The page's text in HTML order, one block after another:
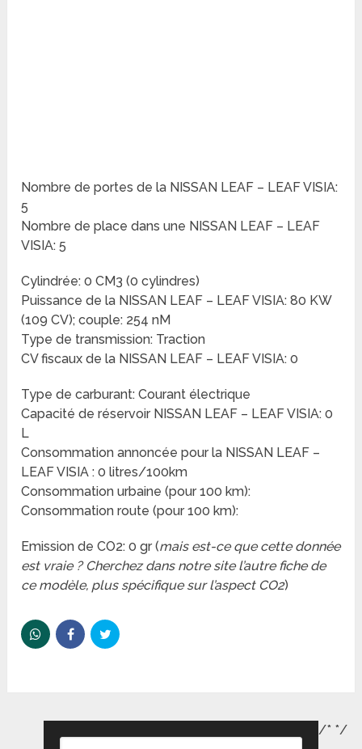
Nombre de portes de la NISSAN LEAF – LEAF VISIA:
5
Nombre de place dans une NISSAN LEAF – LEAF
VISIA: 5
Cylindrée: 0 CM3 (0 cylindres)
Puissance de la NISSAN LEAF – LEAF VISIA: 80 KW
(109 CV); couple: 254 nM
Type de transmission: Traction
CV fiscaux de la NISSAN LEAF – LEAF VISIA: 0
Type de carburant: Courant électrique
Capacité de réservoir NISSAN LEAF – LEAF VISIA: 0
L
Consommation annoncée pour la NISSAN LEAF –
LEAF VISIA : 0 litres/100km
Consommation urbaine (pour 100 km):
Consommation route (pour 100 km):
Emission de CO2: 0 gr (mais est-ce que cette donnée
est vraie ? Cherchez dans notre site l’autre fiche de
ce modèle, plus spécifique sur l’aspect CO2)
/* */